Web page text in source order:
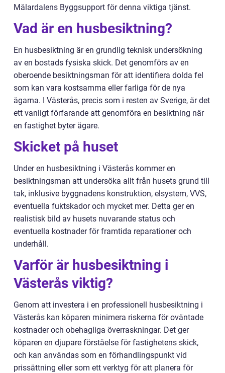
Mälardalens Byggsupport för denna viktiga tjänst.
Vad är en husbesiktning?
En husbesiktning är en grundlig teknisk undersökning
av en bostads fysiska skick. Det genomförs av en
oberoende besiktningsman för att identifiera dolda fel
som kan vara kostsamma eller farliga för de nya
ägarna. I Västerås, precis som i resten av Sverige, är det
ett vanligt förfarande att genomföra en besiktning när
en fastighet byter ägare.
Skicket på huset
Under en husbesiktning i Västerås kommer en
besiktningsman att undersöka allt från husets grund till
tak, inklusive byggnadens konstruktion, elsystem, VVS,
eventuella fuktskador och mycket mer. Detta ger en
realistisk bild av husets nuvarande status och
eventuella kostnader för framtida reparationer och
underhåll.
Varför är husbesiktning i
Västerås viktig?
Genom att investera i en professionell husbesiktning i
Västerås kan köparen minimera riskerna för oväntade
kostnader och obehagliga överraskningar. Det ger
köparen en djupare förståelse för fastighetens skick,
och kan användas som en förhandlingspunkt vid
prissättning eller som ett verktyg för att planera för